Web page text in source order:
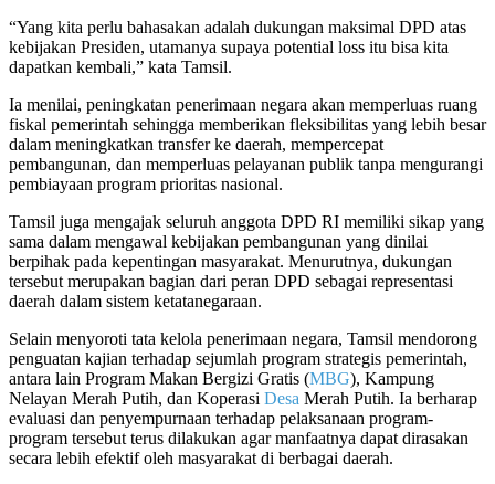
“Yang kita perlu bahasakan adalah dukungan maksimal DPD atas
kebijakan Presiden, utamanya supaya potential loss itu bisa kita
dapatkan kembali,” kata Tamsil.
Ia menilai, peningkatan penerimaan negara akan memperluas ruang
fiskal pemerintah sehingga memberikan fleksibilitas yang lebih besar
dalam meningkatkan transfer ke daerah, mempercepat
pembangunan, dan memperluas pelayanan publik tanpa mengurangi
pembiayaan program prioritas nasional.
Tamsil juga mengajak seluruh anggota DPD RI memiliki sikap yang
sama dalam mengawal kebijakan pembangunan yang dinilai
berpihak pada kepentingan masyarakat. Menurutnya, dukungan
tersebut merupakan bagian dari peran DPD sebagai representasi
daerah dalam sistem ketatanegaraan.
Selain menyoroti tata kelola penerimaan negara, Tamsil mendorong
penguatan kajian terhadap sejumlah program strategis pemerintah,
antara lain Program Makan Bergizi Gratis (MBG), Kampung
Nelayan Merah Putih, dan Koperasi Desa Merah Putih. Ia berharap
evaluasi dan penyempurnaan terhadap pelaksanaan program-
program tersebut terus dilakukan agar manfaatnya dapat dirasakan
secara lebih efektif oleh masyarakat di berbagai daerah.